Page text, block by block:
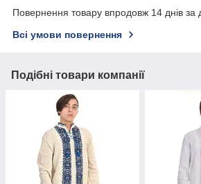
Повернення товару впродовж 14 днів за
Всі умови повернення
Подібні товари компанії